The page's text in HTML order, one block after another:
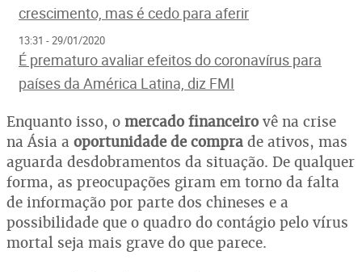
crescimento, mas é cedo para aferir
13:31 - 29/01/2020
É prematuro avaliar efeitos do coronavírus para
países da América Latina, diz FMI
Enquanto isso, o mercado financeiro vê na crise
na Ásia a oportunidade de compra de ativos, mas
aguarda desdobramentos da situação. De qualquer
forma, as preocupações giram em torno da falta
de informação por parte dos chineses e a
possibilidade que o quadro do contágio pelo vírus
mortal seja mais grave do que parece.